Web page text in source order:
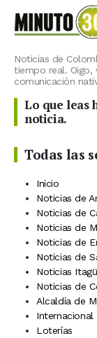
Noticias de
tiempo real. Oigo,
comunicación
Lo que leas
noticia.
Todas las
Inicio
Noticias de
Noticias de
Noticias de
Noticias de
Noticias de
Noticias
Noticias de
Alcaldía de
Internacional
Loterías